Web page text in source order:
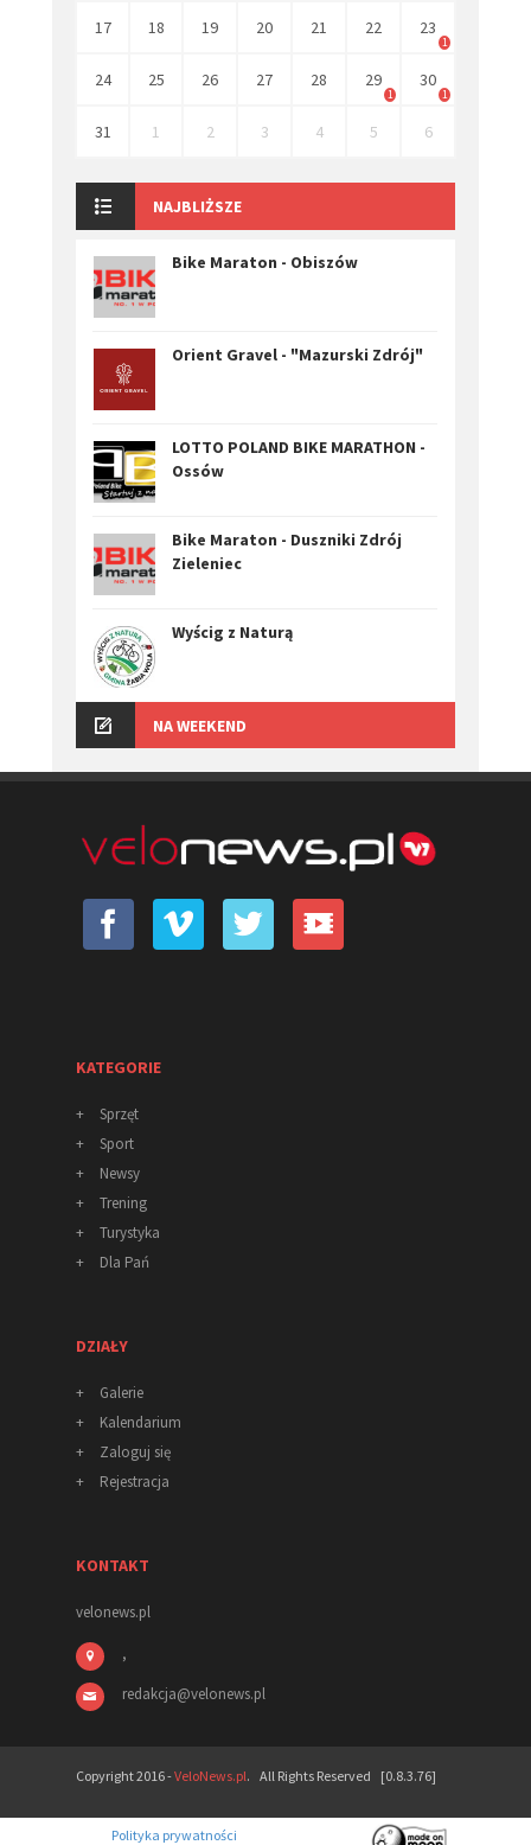
17 18 19 20 21 22 23
1
24 25 26 27 28 29
1
30
1
31 1 2 3 4 5 6
NAJBLIŻSZE
Bike Maraton - Obiszów
Orient Gravel - "Mazurski Zdrój"
LOTTO POLAND BIKE MARATHON -
Ossów
Bike Maraton - Duszniki Zdrój
Zieleniec
Wyścig z Naturą
NA WEEKEND
KATEGORIE
+
Sprzęt
+
Sport
+
Newsy
+
Trening
+
Turystyka
+
Dla Pań
DZIAŁY
+
Galerie
+
Kalendarium
+
Zaloguj się
+
Rejestracja
KONTAKT
velonews.pl
,
redakcja@velonews.pl
Copyright 2016 -VeloNews.pl. All Rights Reserved [0.8.3.76]
Polityka prywatności